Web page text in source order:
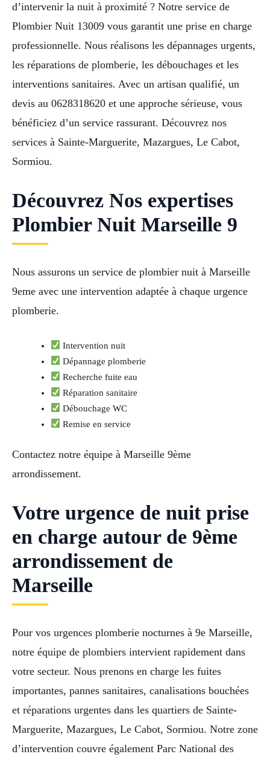
d’intervenir la nuit à proximité ? Notre service de
Plombier Nuit 13009 vous garantit une prise en charge
professionnelle. Nous réalisons les dépannages urgents,
les réparations de plomberie, les débouchages et les
interventions sanitaires. Avec un artisan qualifié, un
devis au 0628318620 et une approche sérieuse, vous
bénéficiez d’un service rassurant. Découvrez nos
services à Sainte-Marguerite, Mazargues, Le Cabot,
Sormiou.
Découvrez Nos expertises
Plombier Nuit Marseille 9
Nous assurons un service de plombier nuit à Marseille
9eme avec une intervention adaptée à chaque urgence
plomberie.
Intervention nuit
Dépannage plomberie
Recherche fuite eau
Réparation sanitaire
Débouchage WC
Remise en service
Contactez notre équipe à Marseille 9ème
arrondissement.
Votre urgence de nuit prise
en charge autour de 9ème
arrondissement de
Marseille
Pour vos urgences plomberie nocturnes à 9e Marseille,
notre équipe de plombiers intervient rapidement dans
votre secteur. Nous prenons en charge les fuites
importantes, pannes sanitaires, canalisations bouchées
et réparations urgentes dans les quartiers de Sainte-
Marguerite, Mazargues, Le Cabot, Sormiou. Notre zone
d’intervention couvre également Parc National des